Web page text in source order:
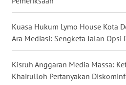
Kuasa Hukum Lymo House Kota
Ara Mediasi: Sengketa Jalan Opsi
Kisruh Anggaran Media Massa:
Khairulloh Pertanyakan
WN